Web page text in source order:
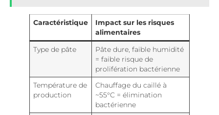
Caractéristique
Impact sur les risques
alimentaires
Type de pâte
Pâte dure, faible humidité
= faible risque de
prolifération bactérienne
Température de
production
Chauffage du caillé à
~55°C = élimination
bactérienne